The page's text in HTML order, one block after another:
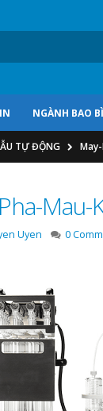
NGÀNH BAO BÌ
TỰ ĐỘNG
Uyen 0